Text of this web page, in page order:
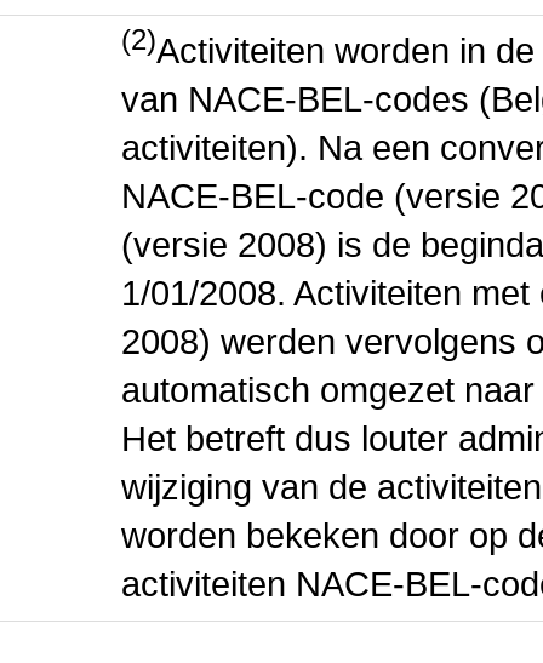
(2)Activiteiten worden in
van NACE-BEL-codes
activiteiten). Na een
NACE-BEL-code (versie
(versie 2008) is de
1/01/2008. Activiteiten
2008) werden vervolgens
automatisch omgezet
Het betreft dus louter
wijziging van de
worden bekeken door op
activiteiten NACE-BEL-